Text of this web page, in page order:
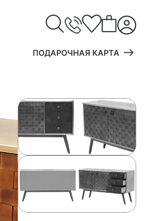
ПОДАРОЧНАЯ КАРТА